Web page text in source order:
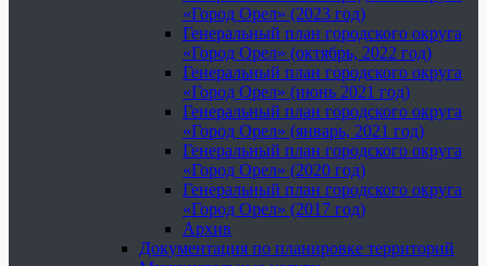
«Город Орел» (2023 год)
Генеральный план городского округа
«Город Орел» (октябрь, 2022 год)
Генеральный план городского округа
«Город Орел» (июнь 2021 год)
Генеральный план городского округа
«Город Орел» (январь, 2021 год)
Генеральный план городского округа
«Город Орел» (2020 год)
Генеральный план городского округа
«Город Орел» (2017 год)
Архив
Документация по планировке территорий